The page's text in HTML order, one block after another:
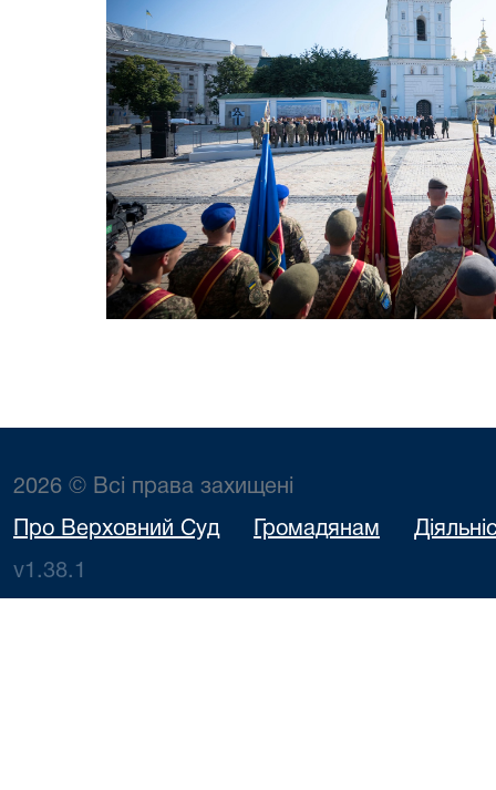
2026 © Всі права захищені
Про Верховний Суд Громадянам
v1.38.1